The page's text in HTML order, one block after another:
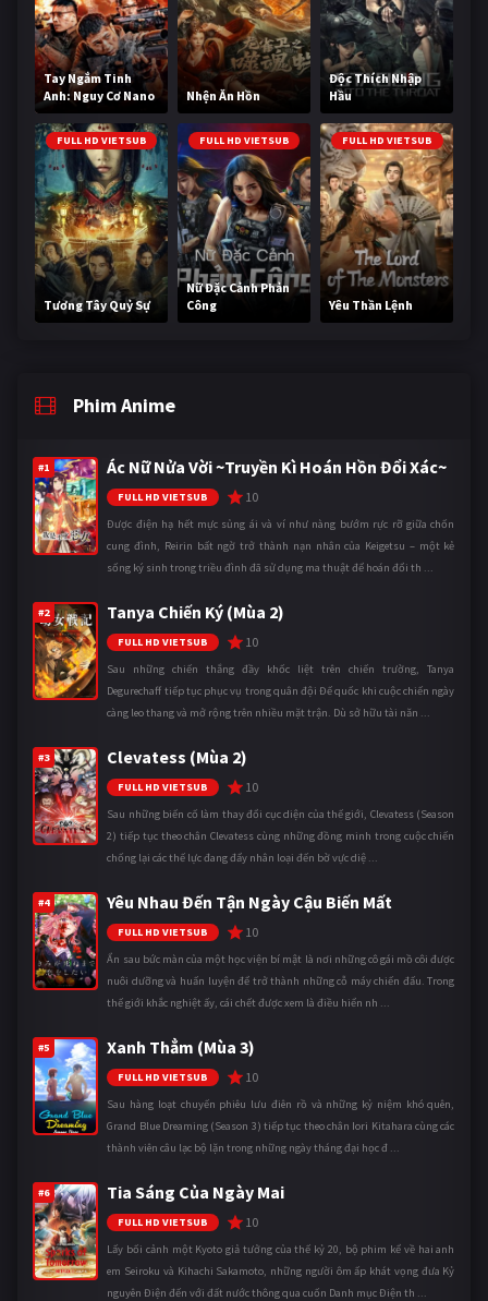
Tay Ngắm Tinh
Anh: Nguy Cơ Nano
Nhện Ăn Hồn
Độc Thích Nhập
Hầu
FULL HD VIETSUB
Tương Tây Quỷ Sự
FULL HD VIETSUB
Nữ Đặc Cảnh Phản
Công
FULL HD VIETSUB
Yêu Thần Lệnh
Phim Anime
#1 Ác Nữ Nửa Vời ~Truyền Kì Hoán Hồn Đổi Xác~
FULL HD VIETSUB 10
Được điện hạ hết mực sủng ái và ví như nàng bướm rực rỡ giữa chốn
cung đình, Reirin bất ngờ trở thành nạn nhân của Keigetsu – một kẻ
sống ký sinh trong triều đình đã sử dụng ma thuật để hoán đổi th ...
#2 Tanya Chiến Ký (Mùa 2)
FULL HD VIETSUB 10
Sau những chiến thắng đầy khốc liệt trên chiến trường, Tanya
Degurechaff tiếp tục phục vụ trong quân đội Đế quốc khi cuộc chiến ngày
càng leo thang và mở rộng trên nhiều mặt trận. Dù sở hữu tài năn ...
#3 Clevatess (Mùa 2)
FULL HD VIETSUB 10
Sau những biến cố làm thay đổi cục diện của thế giới, Clevatess (Season
2) tiếp tục theo chân Clevatess cùng những đồng minh trong cuộc chiến
chống lại các thế lực đang đẩy nhân loại đến bờ vực diệ ...
#4 Yêu Nhau Đến Tận Ngày Cậu Biến Mất
FULL HD VIETSUB 10
Ẩn sau bức màn của một học viện bí mật là nơi những cô gái mồ côi được
nuôi dưỡng và huấn luyện để trở thành những cỗ máy chiến đấu. Trong
thế giới khắc nghiệt ấy, cái chết được xem là điều hiển nh ...
#5 Xanh Thẳm (Mùa 3)
FULL HD VIETSUB 10
Sau hàng loạt chuyến phiêu lưu điên rồ và những kỷ niệm khó quên,
Grand Blue Dreaming (Season 3) tiếp tục theo chân Iori Kitahara cùng các
thành viên câu lạc bộ lặn trong những ngày tháng đại học đ ...
#6 Tia Sáng Của Ngày Mai
FULL HD VIETSUB 10
Lấy bối cảnh một Kyoto giả tưởng của thế kỷ 20, bộ phim kể về hai anh
em Seiroku và Kihachi Sakamoto, những người ôm ấp khát vọng đưa Kỷ
nguyên Điện đến với đất nước thông qua cuốn Danh mục Điện th ...